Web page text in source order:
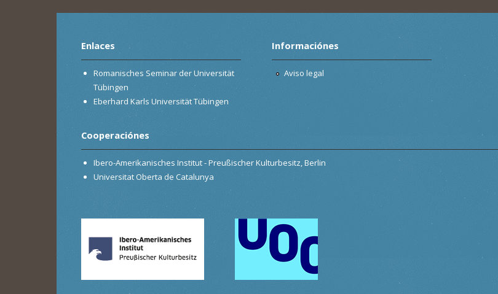
Enlaces
Romanisches Seminar der Universität
Tübingen
Eberhard Karls Universität Tübingen
Informaciónes
Aviso legal
Cooperaciónes
Ibero-Amerikanisches Institut - Preußischer Kulturbesitz, Berlin
Universitat Oberta de Catalunya